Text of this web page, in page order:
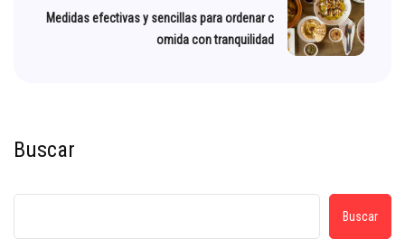
Medidas efectivas y sencillas para ordenar c
omida con tranquilidad
Buscar
Buscar